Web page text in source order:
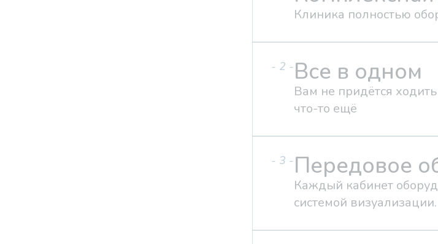
Клиника полностью
- 2 -Все в одном
Вам не придётся
что-то ещё
- 3 -Передовое
Каждый кабинет
системой визуализации.